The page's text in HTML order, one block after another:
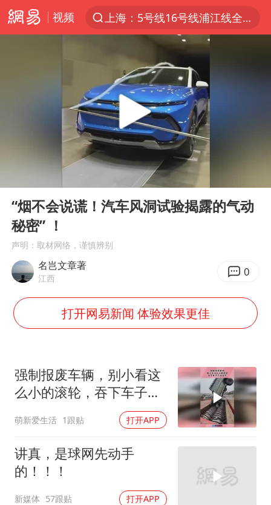
视频
上海：5号线16号线浦江线全线停运
上海有出现龙卷潜势
白海豚逼近浙闽沿海
国足U17与阿森纳决赛取消 并列冠军
王传君 《披荆斩棘》
2025年小学教师减少13.19万
王艺迪无缘横滨赛决赛
泰国：高度重视中国游客旅游体验
上海大部迎大暴雨
《龙餐馆》 冲奖
蒯曼挺进WTT横滨冠军赛女单四强
Play
“烟不会说谎！汽车风洞试验揭露的气动
秘密” ！
声明：取材网络，谨慎辨别
名岂文章著
江西 0
打开网易新闻 体验效果更佳
强制报废车辆，别小看这
么小的滚轮，吞下车子不
萌新爱生活 1跟贴 打开APP
讲真，是球网先动手
的！！！
新媒体 57跟贴 打开APP